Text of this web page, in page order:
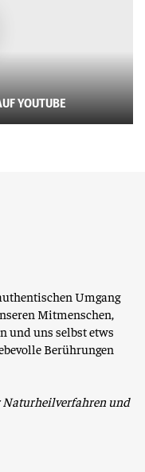
YOUTUBE
Umgang
Mitmenschen,
und uns selbst etws
Berührungen
Naturheilverfahren und